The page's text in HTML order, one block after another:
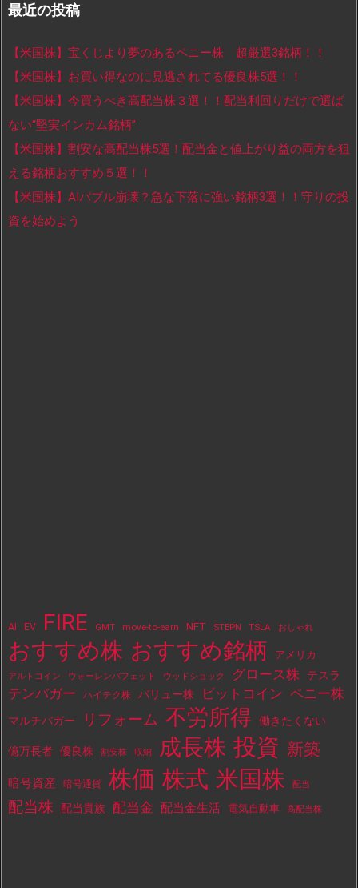
最近の投稿
【米国株】宝くじより夢のあるペニー株 超厳選3銘柄！！
【米国株】お買い得なのに見逃されてる優良株5選！！
【米国株】今買うべき高配当株３選！！配当利回りだけで選ば
ない“堅実インカム銘柄”
【米国株】割安な高配当株5選！配当金と値上がり益の両方を狙
える銘柄おすすめ５選！！
【米国株】AIバブル崩壊？急な下落に強い銘柄3選！！守りの投
資を始めよう
AI EV FIRE GMT move-to-earn NFT STEPN TSLA おしゃれ
おすすめ株 おすすめ銘柄 アメリカ
アルトコイン ウォーレンバフェット ウッドショック グロース株 テスラ
テンバガー ハイテク株 バリュー株 ビットコイン ペニー株
マルチバガー リフォーム 不労所得 働きたくない
億万長者 優良株 割安株 収納 成長株 投資 新築
暗号資産 暗号通貨 株価 株式 米国株 配当
配当株 配当貴族 配当金 配当金生活 電気自動車 高配当株